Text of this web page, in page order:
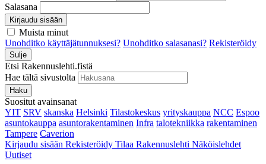
Salasana
Kirjaudu sisään
Muista minut
Unohditko käyttäjätunnuksesi? Unohditko salasanasi? Rekisteröidy
Sulje
Etsi Rakennuslehti.fistä
Hae tältä sivustolta
Haku
Suositut avainsanat
YIT SRV skanska Helsinki Tilastokeskus yrityskauppa NCC Espoo
asuntokauppa asuntorakentaminen Infra talotekniikka rakentaminen
Tampere Caverion
Kirjaudu sisään Rekisteröidy Tilaa Rakennuslehti Näköislehdet
Uutiset